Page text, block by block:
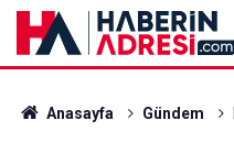
Anasayfa Gündem